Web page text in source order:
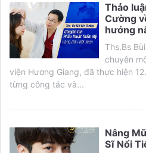
Thảo
Cường
hướng
Ths.Bs
chuyên
viện Hương Giang, đã thực hiện
từng công tác và...
Nâng
Sĩ Nổi